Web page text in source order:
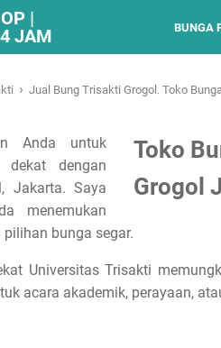
|
JAM
BUNGA
› Jual Bung Trisakti Grogol. Toko
Toko
Grogol
Anda untuk
dengan
Jakarta. Saya
menemukan
bunga segar.
Universitas Trisakti
acara akademik, perayaan,